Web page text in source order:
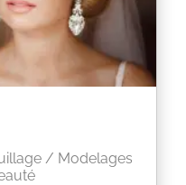
/ Modelages